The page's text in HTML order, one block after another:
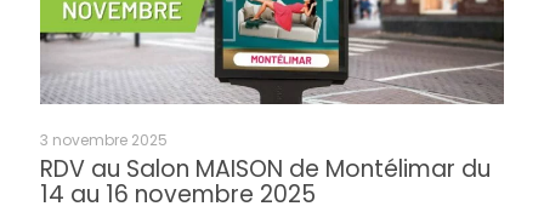
3 novembre 2025
RDV au Salon MAISON de Montélimar du
14 au 16 novembre 2025